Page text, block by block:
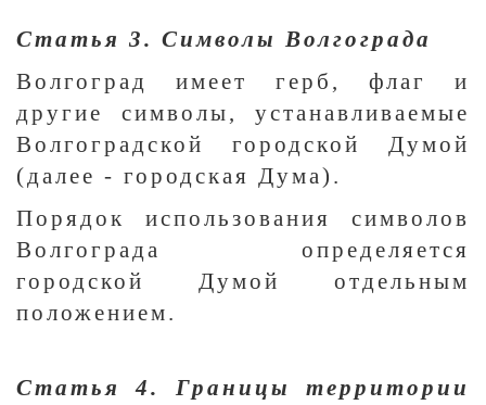
Статья 3. Символы Волгограда
Волгоград имеет герб, флаг и
другие символы, устанавливаемые
Волгоградской городской Думой
(далее - городская Дума).
Порядок использования символов
Волгограда определяется
городской Думой отдельным
положением.
Статья 4. Границы территории